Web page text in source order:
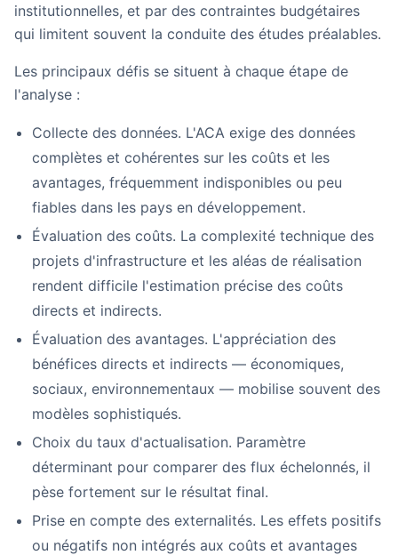
institutionnelles, et par des contraintes budgétaires
qui limitent souvent la conduite des études préalables.
Les principaux défis se situent à chaque étape de
l'analyse :
Collecte des données. L'ACA exige des données
complètes et cohérentes sur les coûts et les
avantages, fréquemment indisponibles ou peu
fiables dans les pays en développement.
Évaluation des coûts. La complexité technique des
projets d'infrastructure et les aléas de réalisation
rendent difficile l'estimation précise des coûts
directs et indirects.
Évaluation des avantages. L'appréciation des
bénéfices directs et indirects — économiques,
sociaux, environnementaux — mobilise souvent des
modèles sophistiqués.
Choix du taux d'actualisation. Paramètre
déterminant pour comparer des flux échelonnés, il
pèse fortement sur le résultat final.
Prise en compte des externalités. Les effets positifs
ou négatifs non intégrés aux coûts et avantages